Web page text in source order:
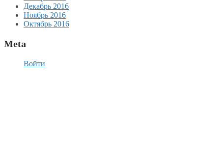
Декабрь 2016
Ноябрь 2016
Октябрь 2016
Meta
Войти